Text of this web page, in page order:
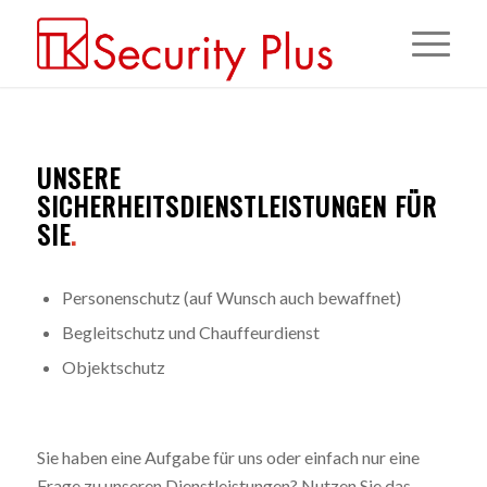
UNSERE
SICHERHEITSDIENSTLEISTUNGEN FÜR
SIE.
Personenschutz (auf Wunsch auch bewaffnet)
Begleitschutz und Chauffeurdienst
Objektschutz
Sie haben eine Aufgabe für uns oder einfach nur eine